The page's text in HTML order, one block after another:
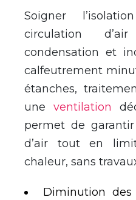
Soigner
circulation
condensation et
calfeutrement
étanches,
une ventilation
permet de
d’air tout en
chaleur, sans
Diminution